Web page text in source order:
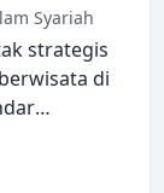
Syariah
strategis
di